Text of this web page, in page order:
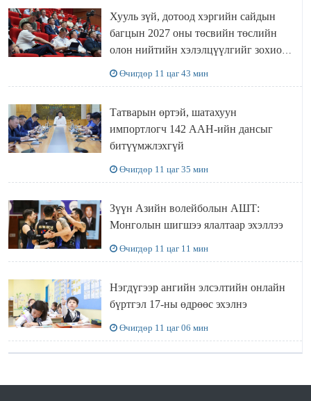
Хууль зүй, дотоод хэргийн сайдын
багцын 2027 оны төсвийн төслийн
олон нийтийн хэлэлцүүлгийг зохион
Өчигдөр 11 цаг 43 мин
Татварын өртэй, шатахуун
импортлогч 142 ААН-ийн дансыг
битүүмжлэхгүй
Өчигдөр 11 цаг 35 мин
Зүүн Азийн волейболын АШТ:
Монголын шигшээ ялалтаар эхэллээ
Өчигдөр 11 цаг 11 мин
Нэгдүгээр ангийн элсэлтийн онлайн
бүртгэл 17-ны өдрөөс эхэлнэ
Өчигдөр 11 цаг 06 мин